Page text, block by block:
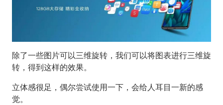
除了一些图片可以三维旋转，我们可以将图表进行三维旋
转，得到这样的效果。
立体感很足，偶尔尝试使用一下，会给人耳目一新的感
觉。